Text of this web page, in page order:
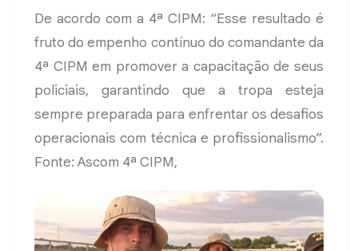
De acordo com a 4ª CIPM: “Esse resultado é
fruto do empenho contínuo do comandante da
4ª CIPM em promover a capacitação de seus
policiais, garantindo que a tropa esteja
sempre preparada para enfrentar os desafios
operacionais com técnica e profissionalismo”.
Fonte: Ascom 4ª CIPM,